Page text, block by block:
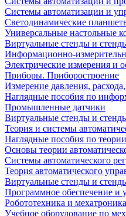
Системы автоматизации и
Светодинамические
Универсальные настольные
Виртуальные стенды и
Информационно-
Электрические измерения и
Приборы. Приборостроение
Измерение давления,
Наглядные пособия по
Промышленные датчики
Виртуальные стенды и
Теория и системы
Наглядные пособия по
Основы теории
Системы автоматического
Теория автоматического
Виртуальные стенды и
Программное обеспечение и
Робототехника и мехатроника
Учебное оборудование по